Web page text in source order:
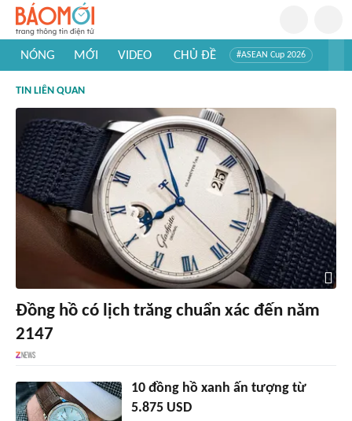
NÓNG MỚI VIDEO CHỦ ĐỀ #ASEAN Cup 2026
#Khám phá thế giới
TIN LIÊN QUAN
Đồng hồ có lịch trăng chuẩn xác đến năm
2147
10 đồng hồ xanh ấn tượng từ
5.875 USD